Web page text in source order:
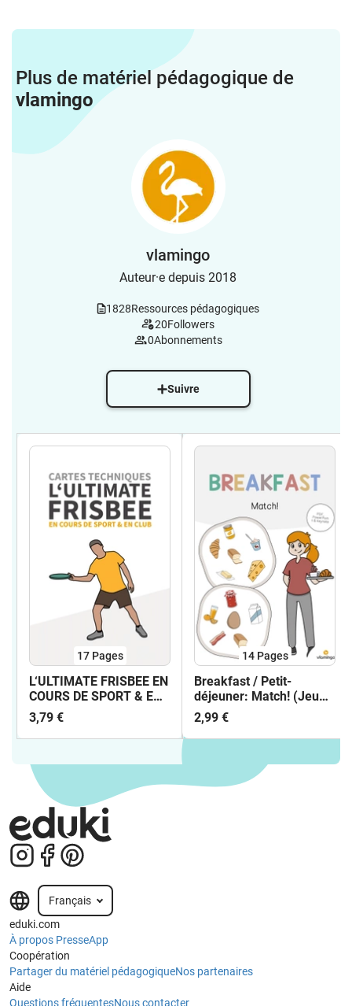
Plus de matériel pédagogique de
vlamingo
vlamingo
Auteur·e depuis 2018
1828Ressources pédagogiques
20Followers
0Abonnements
Suivre
17 Pages
L‘ULTIMATE FRISBEE EN
COURS DE SPORT & EN
CLUB - CARTES
TECHNIQUES
3,79 €
14 Pages
Breakfast / Petit-
déjeuner: Match! (Jeu
pour le cours d'anglais)
2,99 €
Français
eduki.com
À propos PresseApp
Coopération
Partager du matériel pédagogiqueNos partenaires
Aide
Questions fréquentesNous contacter